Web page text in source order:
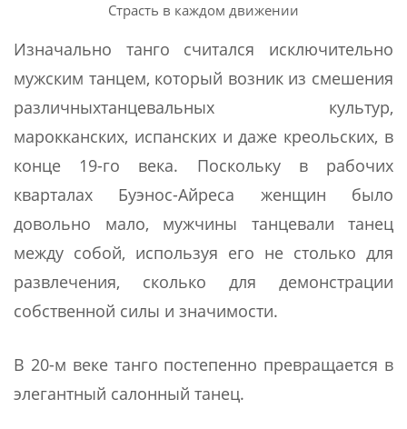
Страсть в каждом движении
Изначально танго считался исключительно
мужским танцем, который возник из смешения
различныхтанцевальных культур,
марокканских, испанских и даже креольских, в
конце 19-го века. Поскольку в рабочих
кварталах Буэнос-Айреса женщин было
довольно мало, мужчины танцевали танец
между собой, используя его не столько для
развлечения, сколько для демонстрации
собственной силы и значимости.
В 20-м веке танго постепенно превращается в
элегантный салонный танец.